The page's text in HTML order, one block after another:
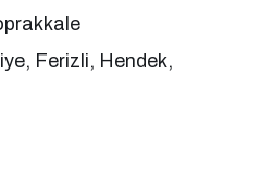
Ferizli, Hendek,